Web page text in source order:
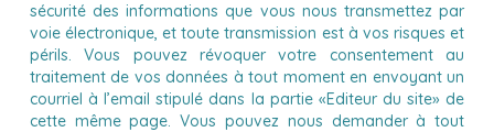
sécurité des informations que vous nous transmettez par
voie électronique, et toute transmission est à vos risques et
périls. Vous pouvez révoquer votre consentement au
traitement de vos données à tout moment en envoyant un
courriel à l’email stipulé dans la partie «Editeur du site» de
cette même page. Vous pouvez nous demander à tout